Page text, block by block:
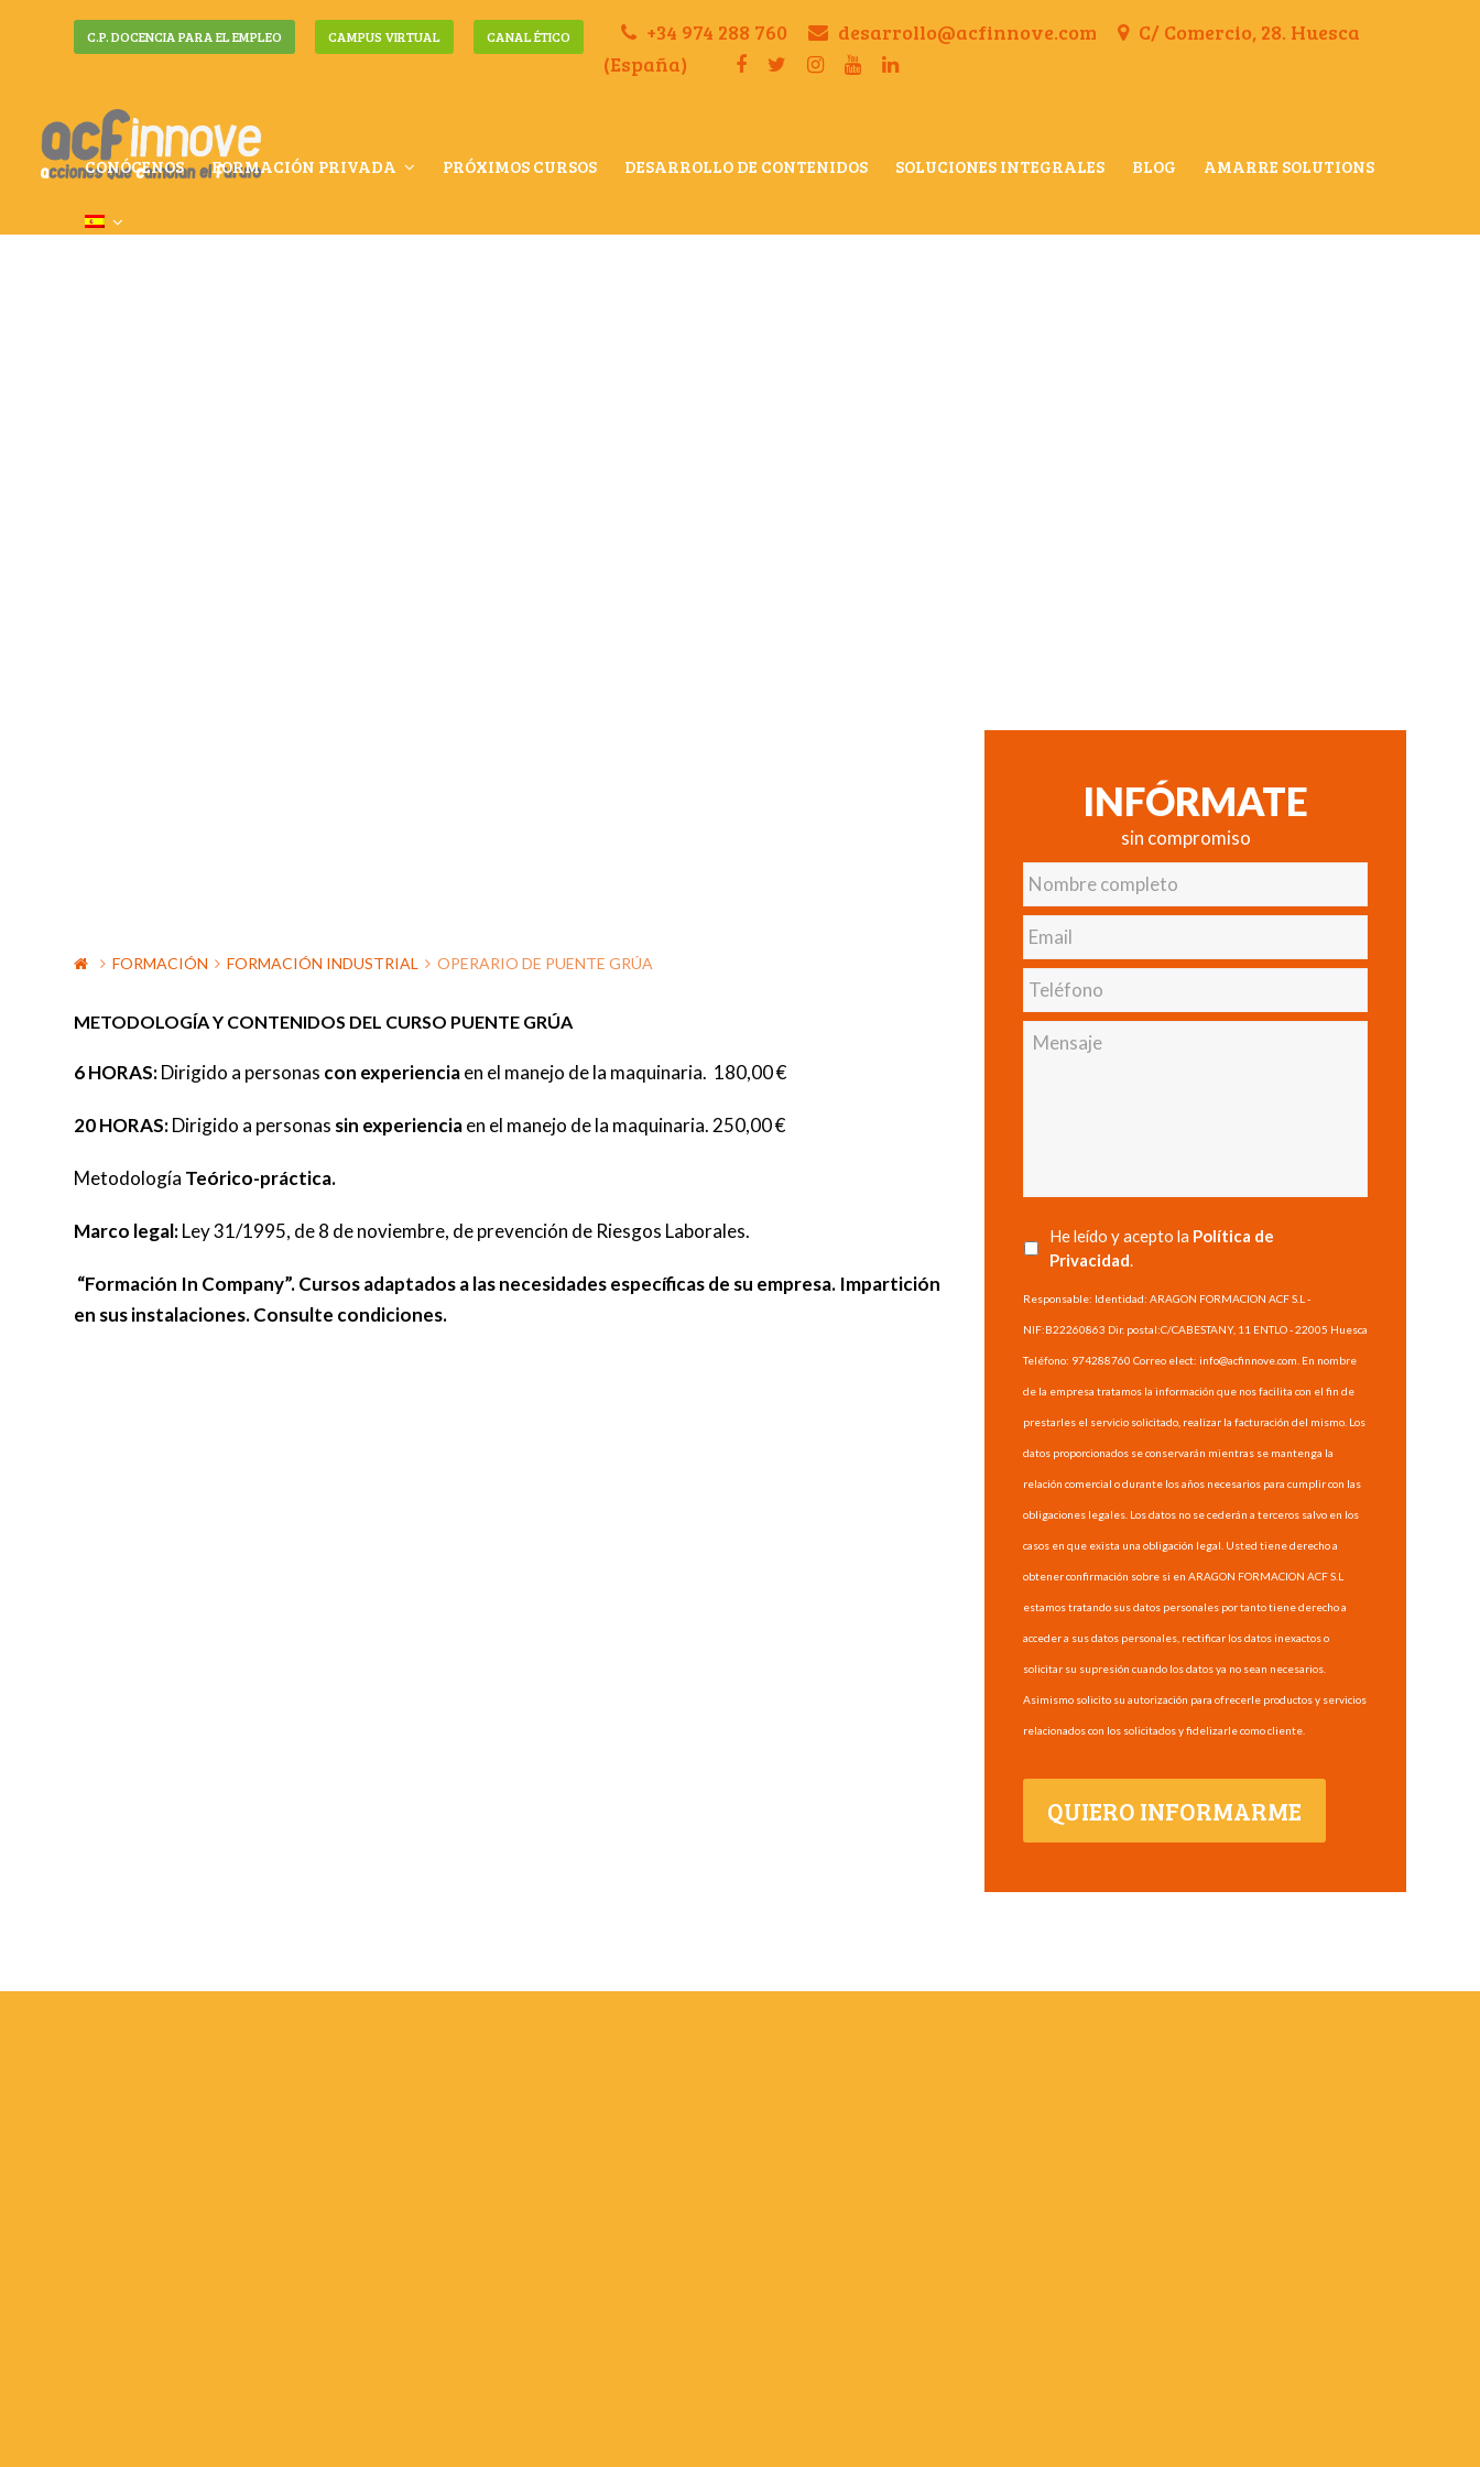
C.P. DOCENCIA PARA EL EMPLEO CAMPUS VIRTUAL CANAL ÉTICO +34 974 288 760 desarrollo@acfinnove.com
C/ Comercio, 28. Huesca
(España)
CONÓCENOS FORMACIÓN PRIVADA PRÓXIMOS CURSOS DESARROLLO DE CONTENIDOS SOLUCIONES INTEGRALES BLOG AMARRE SOLUTIONS
FORMACIÓN FORMACIÓN INDUSTRIAL OPERARIO DE PUENTE GRÚA
METODOLOGÍA Y CONTENIDOS DEL CURSO PUENTE GRÚA
6 HORAS:Dirigido a personas con experienciaen el manejo de la maquinaria. 180,00 €
20 HORAS:Dirigido a personas sin experienciaen el manejo de la maquinaria. 250,00 €
Metodología Teórico-práctica.
Marco legal:Ley 31/1995, de 8 de noviembre, de prevención de Riesgos Laborales.
“Formación In Company”. Cursos adaptados a las necesidades específicas de su empresa. Impartición
en sus instalaciones. Consulte condiciones.
INFÓRMATE
sin compromiso
Nombre
completo
Email
Teléfono
Mensaje
He leído y acepto la Política de
Privacidad.
Responsable: Identidad: ARAGON FORMACION ACF S.L -
NIF:B22260863 Dir. postal:C/CABESTANY, 11 ENTLO - 22005 Huesca
Teléfono: 974288760 Correo elect: info@acfinnove.com. En nombre
de la empresa tratamos la información que nos facilita con el fin de
prestarles el servicio solicitado, realizar la facturación del mismo. Los
datos proporcionados se conservarán mientras se mantenga la
relación comercial o durante los años necesarios para cumplir con las
obligaciones legales. Los datos no se cederán a terceros salvo en los
casos en que exista una obligación legal. Usted tiene derecho a
obtener confirmación sobre si en ARAGON FORMACION ACF S.L
estamos tratando sus datos personales por tanto tiene derecho a
acceder a sus datos personales, rectificar los datos inexactos o
solicitar su supresión cuando los datos ya no sean necesarios.
Asimismo solicito su autorización para ofrecerle productos y servicios
relacionados con los solicitados y fidelizarle como cliente.
QUIERO INFORMARME